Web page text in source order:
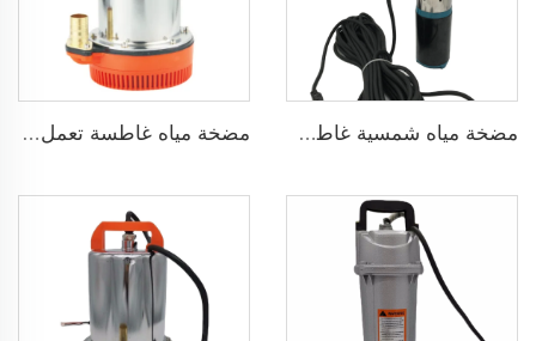
مضخة مياه شمسية غاطسة برأس 75 مترًا بدون فرش DC48V لري الزراعة مضخة مياه غاطسة تعمل بجهد 24 فولت DC